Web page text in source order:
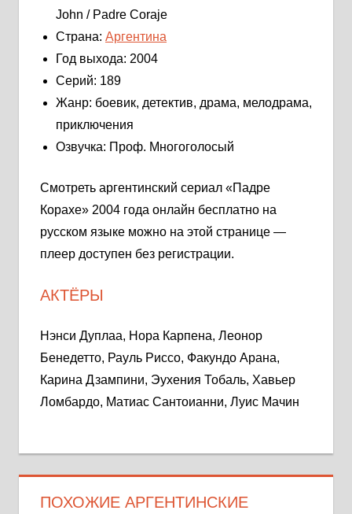
John / Padre Coraje
Страна: Аргентина
Год выхода: 2004
Серий: 189
Жанр: боевик, детектив, драма, мелодрама,
приключения
Озвучка: Проф. Многоголосый
Смотреть аргентинский сериал «Падре
Корахе» 2004 года онлайн бесплатно на
русском языке можно на этой странице —
плеер доступен без регистрации.
АКТЁРЫ
Нэнси Дуплаа, Нора Карпена, Леонор
Бенедетто, Рауль Риссо, Факундо Арана,
Карина Дзампини, Эухения Тобаль, Хавьер
Ломбардо, Матиас Сантоианни, Луис Мачин
ПОХОЖИЕ АРГЕНТИНСКИЕ